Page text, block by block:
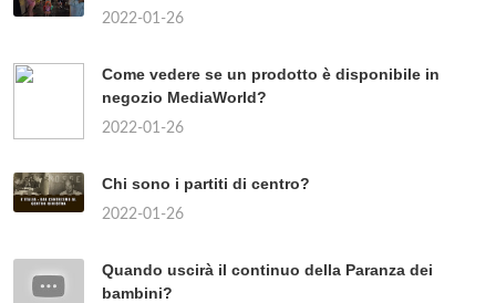
2022-01-26
Come vedere se un prodotto è disponibile in
negozio MediaWorld?
2022-01-26
Chi sono i partiti di centro?
2022-01-26
Quando uscirà il continuo della Paranza dei
bambini?